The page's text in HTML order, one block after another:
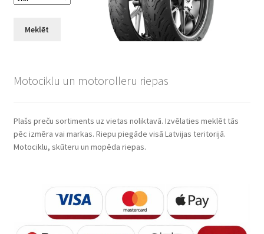
Meklēt
Motociklu un motorolleru riepas
Plašs preču sortiments uz vietas noliktavā. Izvēlaties meklēt tās
pēc izmēra vai markas. Riepu piegāde visā Latvijas teritorijā.
Motociklu, skūteru un mopēda riepas.